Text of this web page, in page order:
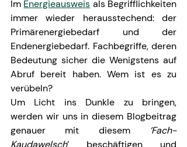
Im Energieausweis als Begrifflichkeiten
immer wieder herausstechend: der
Primärenergiebedarf und der
Endenergiebedarf. Fachbegriffe, deren
Bedeutung sicher die Wenigstens auf
Abruf bereit haben. Wem ist es zu
verübeln?
Um Licht ins Dunkle zu bringen,
werden wir uns in diesem Blogbeitrag
genauer mit diesem ‘Fach-
Kaudawelsch’ beschäftigen und